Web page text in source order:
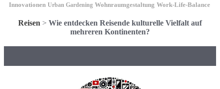
Innovationen Urban Gardening Wohnraumgestaltung Work-Life-Balance
Reisen > Wie entdecken Reisende kulturelle Vielfalt auf
mehreren Kontinenten?